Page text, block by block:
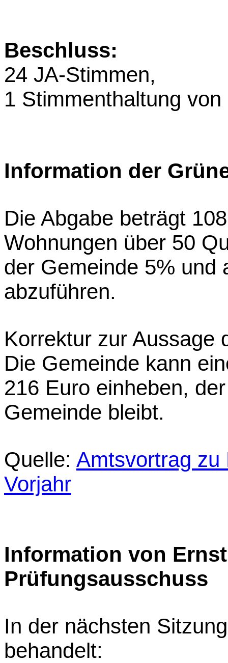
Beschluss:
24 JA-Stimmen,
1 Stimmenthaltung
Information der
Die Abgabe beträgt
Wohnungen über 50
der Gemeinde 5% und
abzuführen.
Korrektur zur Aussage
Die Gemeinde kann
216 Euro einheben,
Gemeinde bleibt.
Quelle: Amtsvortrag zu
Vorjahr
Information von
Prüfungsausschuss
In der nächsten
behandelt: